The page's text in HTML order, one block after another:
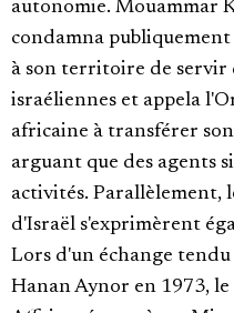
autonomie. Mouammar
condamna
à son territoire de servir
israéliennes et appela
africaine à transférer
arguant que des agents
activités. Parallèlement,
d'Israël s'exprimèrent
Lors d'un échange tendu
Hanan Aynor en 1973,